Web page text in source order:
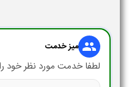
group میز خدمت
لطفا خدمت مورد نظر خود